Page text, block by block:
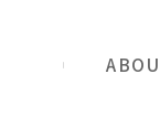
サービス